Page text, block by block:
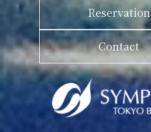
Reservation
Contact